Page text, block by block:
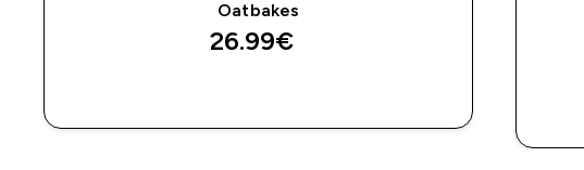
Oatbakes
26.99€‎